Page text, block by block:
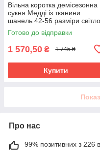
Вільна коротка демісезонна
сукня Медді із тканини
шанель 42-56 разміри
сіра
Готово до відправки
1 570,50 ₴ 1 745 ₴
Купити
Про нас
99% позитивних з 226